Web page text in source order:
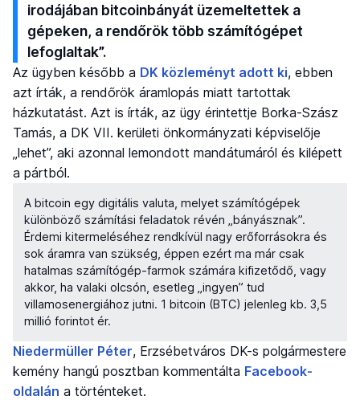
irodájában bitcoinbányát üzemeltettek a
gépeken, a rendőrök több számítógépet
lefoglaltak”.
Az ügyben később a DK közleményt adott ki, ebben
azt írták, a rendőrök áramlopás miatt tartottak
házkutatást. Azt is írták, az ügy érintettje Borka-Szász
Tamás, a DK VII. kerületi önkormányzati képviselője
„lehet”, aki azonnal lemondott mandátumáról és kilépett
a pártból.
A bitcoin egy digitális valuta, melyet számítógépek
különböző számítási feladatok révén „bányásznak”.
Érdemi kitermeléséhez rendkívül nagy erőforrásokra és
sok áramra van szükség, éppen ezért ma már csak
hatalmas számítógép-farmok számára kifizetődő, vagy
akkor, ha valaki olcsón, esetleg „ingyen” tud
villamosenergiához jutni. 1 bitcoin (BTC) jelenleg kb. 3,5
millió forintot ér.
Niedermüller Péter, Erzsébetváros DK-s polgármestere
kemény hangú posztban kommentálta Facebook-
oldalán a történteket.